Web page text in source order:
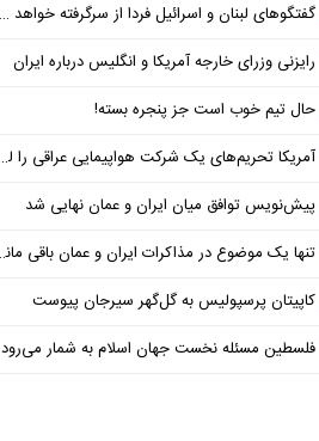
گفتگوهای لبنان و اسرائیل فردا از سرگرفته خواهد شد!
رایزنی وزرای خارجه آمریکا و انگلیس درباره ایران
حال تیم خوب است جز پنجره بسته!
آمریکا تحریم‌های یک شرکت هواپیمایی عراقی را لغو کرد
پیش‌نویس توافق میان ایران و عمان نهایی شد
تنها یک موضوع در مذاکرات ایران و عمان باقی مانده است
کاپیتان پرسپولیس به گل‌گهر سیرجان پیوست
فلسطین مسئله نخست جهان اسلام به شمار می‌رود